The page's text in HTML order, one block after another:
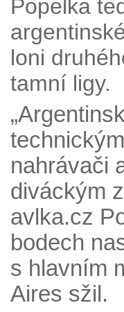
Popelka
loni
tamní ligy.
nahrávači
diváckým
avlka.cz
bodech
s hlavním
Aires sžil.